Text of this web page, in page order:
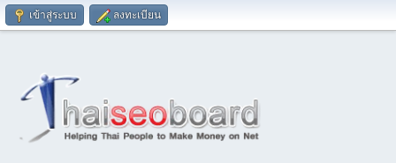
เข้าสู่ระบบ ลงทะเบียน